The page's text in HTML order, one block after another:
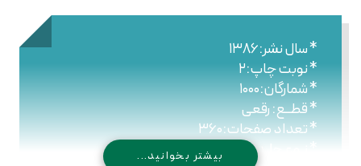
* سال نشر:۱۳۸۶
* نوبت چاپ:۲
* شمارگان:۱۰۰۰
* قطــع: رقعی
* تعداد صفحات:۳۶۰
* نـوع جلـد: شومیزبیشتر بخوانید...